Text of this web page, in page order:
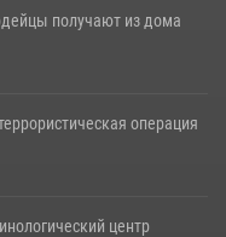
получают из дома
операция
центр